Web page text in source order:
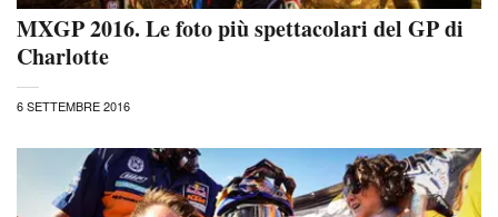
MXGP 2016. Le foto più spettacolari del GP di
Charlotte
6 SETTEMBRE 2016